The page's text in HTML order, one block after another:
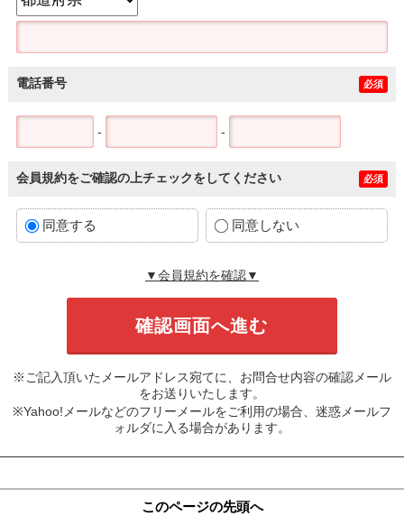
電話番号 必須
- -
会員規約をご確認の上チェックをしてください 必須
同意する 同意しない
▼会員規約を確認▼
※ご記入頂いたメールアドレス宛てに、お問合せ内容の確認メール
をお送りいたします。
※Yahoo!メールなどのフリーメールをご利用の場合、迷惑メールフ
ォルダに入る場合があります。
このページの先頭へ